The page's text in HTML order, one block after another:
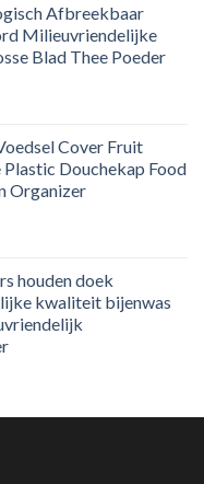
Afbreekbaar
Milieuvriendelijke
Blad Thee Poeder
Cover Fruit
Douchekap Food
Organizer
houden doek
kwaliteit bijenwas